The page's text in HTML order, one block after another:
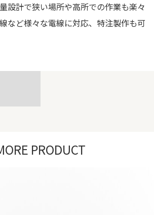
設計で狭い場所や高所での作業も楽々
など様々な電線に対応、特注製作も可
PRODUCT